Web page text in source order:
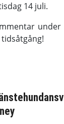
14 juli.
under